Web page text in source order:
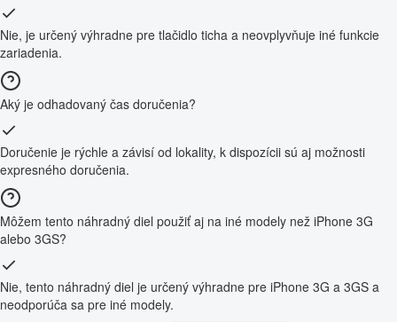
Nie, je určený výhradne pre tlačidlo ticha a neovplyvňuje iné funkcie
zariadenia.
Aký je odhadovaný čas doručenia?
Doručenie je rýchle a závisí od lokality, k dispozícii sú aj možnosti
expresného doručenia.
Môžem tento náhradný diel použiť aj na iné modely než iPhone 3G
alebo 3GS?
Nie, tento náhradný diel je určený výhradne pre iPhone 3G a 3GS a
neodporúča sa pre iné modely.